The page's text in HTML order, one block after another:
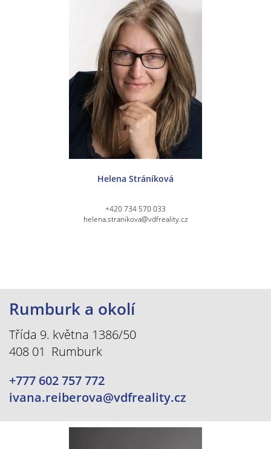
Helena Stráníková
+420 734 570 033
helena.stranikova@vdfreality.cz
Rumburk a okolí
Třída 9. května 1386/50
408 01 Rumburk
+777 602 757 772
ivana.reiberova@vdfreality.cz